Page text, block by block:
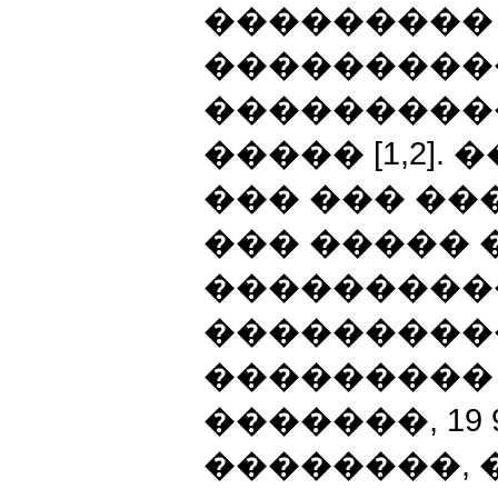
���������
����� [1,2].
��� ���
��� �����
���������
�������, 19
��������,